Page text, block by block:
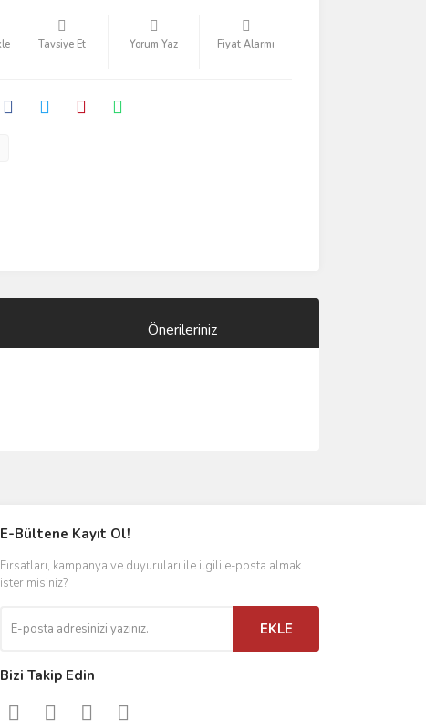
Tavsiye Et Yorum Yaz Fiyat Alarmı
Önerileriniz
E-Bültene Kayıt Ol!
Fırsatları, kampanya ve duyuruları ile ilgili e-posta almak
ister misiniz?
EKLE
Bizi Takip Edin